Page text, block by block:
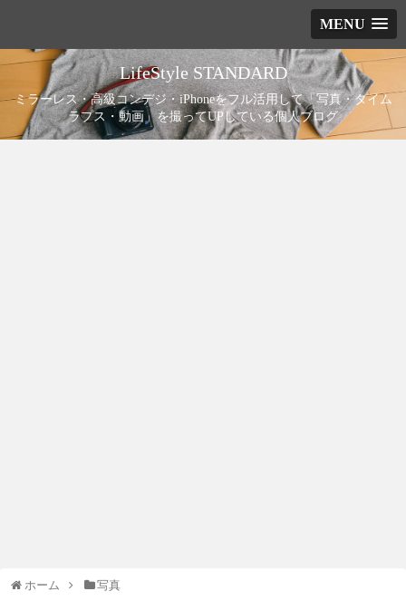
MENU
LifeStyle STANDARD
ミラーレス・高級コンデジ・iPhoneをフル活用して「写真・タイム
ラプス・動画」を撮ってUPしている個人ブログ
ホーム 写真